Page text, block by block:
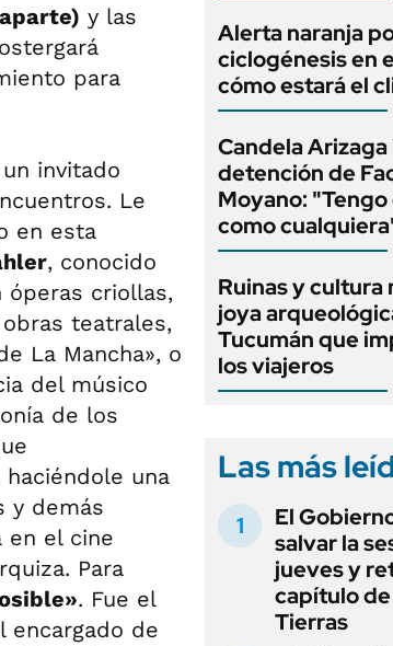
y las
para
invitado
Le
en esta
, conocido
óperas criollas,
teatrales,
La Mancha», o
del músico
de los
una
y demás
en el cine
Para
. Fue el
encargado de
Alerta naranja
ciclogénesis en
cómo estará el
Candela
detención de
Moyano:
como
Ruinas y cultura
joya
Tucumán que
los viajeros
Las más
El
salvar la
jueves y
capítulo
Tierras